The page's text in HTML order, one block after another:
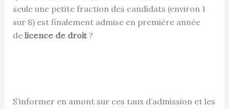
seule une petite fraction des candidats (environ 1
sur 8) est finalement admise en première année
de licence de droit?
S’informer en amont sur ces taux d’admission et les